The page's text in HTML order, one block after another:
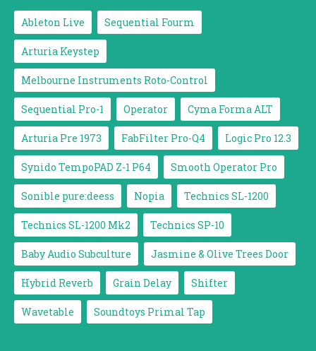
Ableton Live Sequential Fourm
Arturia Keystep
Melbourne Instruments Roto-Control
Sequential Pro-1 Operator Cyma Forma ALT
Arturia Pre 1973 FabFilter Pro-Q4 Logic Pro 12.3
Synido TempoPAD Z-1 P64 Smooth Operator Pro
Sonible pure:deess Nopia Technics SL-1200
Technics SL-1200 Mk2 Technics SP-10
Baby Audio Subculture Jasmine & Olive Trees Door
Hybrid Reverb Grain Delay Shifter
Wavetable Soundtoys Primal Tap